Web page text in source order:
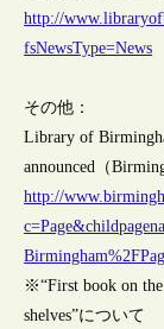
http://
fsNewsType=News
その他：
Library of
announced（
http://
※“First book on
shelves”について